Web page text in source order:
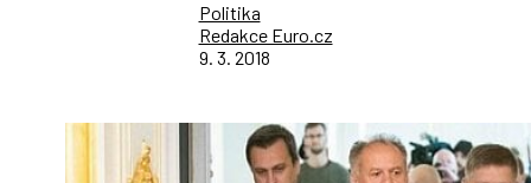
Politika
Redakce Euro.cz
9. 3. 2018